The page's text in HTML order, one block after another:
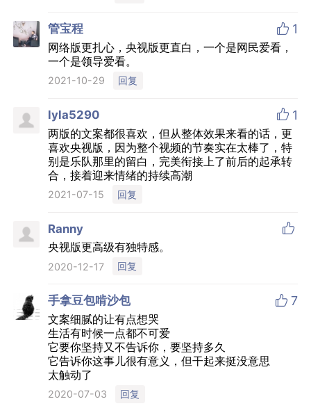
管宝程  1
网络版更扎心，央视版更直白，一个是网民爱看，
一个是领导爱看。
2021-10-29 回复
lyla5290  1
两版的文案都很喜欢，但从整体效果来看的话，更
喜欢央视版，因为整个视频的节奏实在太棒了，特
别是乐队那里的留白，完美衔接上了前后的起承转
合，接着迎来情绪的持续高潮
2021-07-15 回复
Ranny 
央视版更高级有独特感。
2020-12-17 回复
手拿豆包啃沙包 7
文案细腻的让有点想哭
生活有时候⼀点都不可爱
它要你坚持又不告诉你，要坚持多久
它告诉你这事⼉很有意义，但⼲起来挺没意思
太触动了
2020-07-03 回复